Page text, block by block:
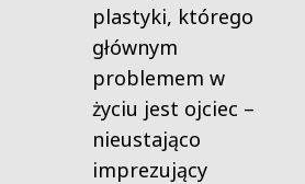
plastyki, którego
głównym
problemem w
życiu jest ojciec –
nieustająco
imprezujący